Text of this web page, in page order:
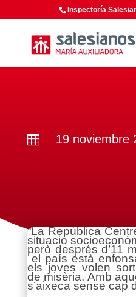
Inspectoría
 19 noviembre
“La República
situació
però després d’11
el país està
els joves volen
de misèria. Amb
s’aixeca sense cap